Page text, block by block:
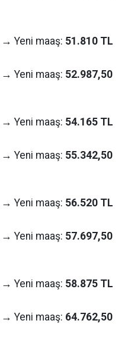
→ Yeni maaş: 51.810 TL
→ Yeni maaş: 52.987,50
→ Yeni maaş: 54.165 TL
→ Yeni maaş: 55.342,50
→ Yeni maaş: 56.520 TL
→ Yeni maaş: 57.697,50
→ Yeni maaş: 58.875 TL
→ Yeni maaş: 64.762,50